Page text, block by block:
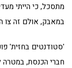
מתסכל, כי הייתי
במאבק, אולם זה צו
'סטודנטים בחזית'
חברי הכנסת, במטרה